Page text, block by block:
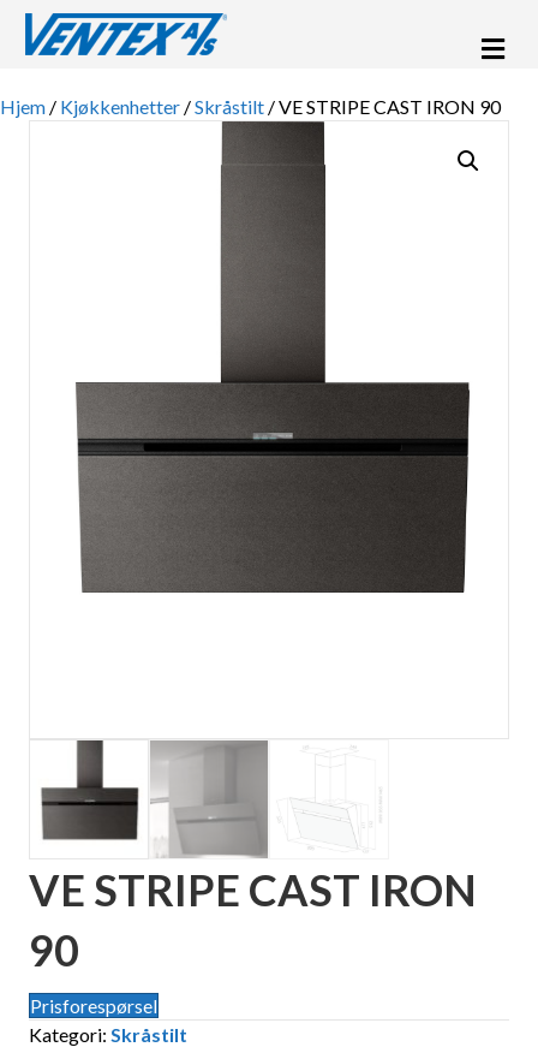
Hjem / Kjøkkenhetter /Skråstilt / VE STRIPE CAST IRON 90
VE STRIPE CAST IRON
90
Prisforespørsel
Kategori: Skråstilt